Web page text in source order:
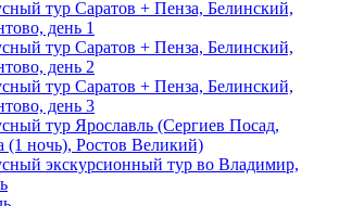
тур Саратов + Пенза, Белинский,
день 1
тур Саратов + Пенза, Белинский,
день 2
тур Саратов + Пенза, Белинский,
день 3
тур Ярославль (Сергиев Посад,
(1 ночь), Ростов Великий)
экскурсионный тур во Владимир,